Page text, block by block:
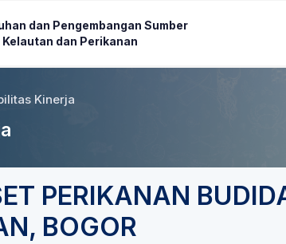
dan Pengembangan Sumber
dan Perikanan
Kinerja
PERIKANAN
BOGOR